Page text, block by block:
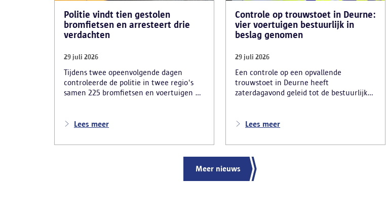
Politie vindt tien gestolen
bromfietsen en arresteert drie
verdachten
29 juli 2026
Tijdens twee opeenvolgende dagen
controleerde de politie in twee regio's
samen 225 bromfietsen en voertuigen en
teruggevonden en zestien voertuigen zijn
arresteerde de politie ook drie
Lees meer
Controle op trouwstoet in Deurne:
vier voertuigen bestuurlijk in
beslag genomen
29 juli 2026
Een controle op een opvallende
trouwstoet in Deurne heeft
zaterdagavond geleid tot de bestuurlijke
vaststellingen van inbreuken. De politie
melding hadden gemaakt van het
verkeershinder die dat als gevolg had.
Lees meer
Meer nieuws